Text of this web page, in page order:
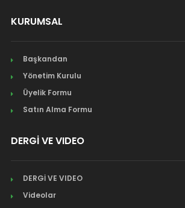
KURUMSAL
Başkandan
Yönetim Kurulu
Üyelik Formu
Satın Alma Formu
DERGİ VE VIDEO
DERGİ VE VIDEO
Videolar